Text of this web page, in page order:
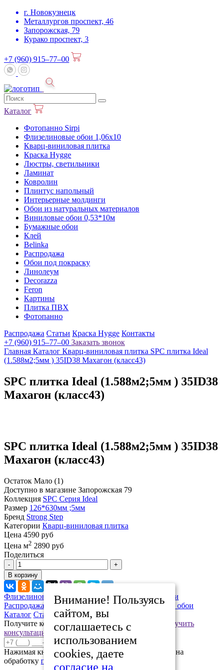
г. Новокузнецк
Металлургов проспект, 46
Запорожская, 79
Курако проспект, 3
+7 (960) 915–77–00
Каталог
Фотопанно Sirpi
Флизелиновые обои 1,06х10
Кварц-виниловая плитка
Краска Hygge
Люстры, светильники
Ламинат
Ковролин
Плинтус напольный
Интерьерные молдинги
Обои из натуральных материалов
Виниловые обои 0,53*10м
Бумажные обои
Клей
Belinka
Распродажа
Обои под покраску
Линолеум
Decorazza
Feron
Картины
Плитка ПВХ
Фотопанно
Распродажа Статьи Краска Hygge Контакты
+7 (960) 915–77–00 Заказать звонок
Главная Каталог Кварц-виниловая плитка SPC плитка Ideal
(1.588м2;5мм ) 35ID38 Махагон (класс43)
SPC плитка Ideal (1.588м2;5мм ) 35ID38
Махагон (класс43)
SPC плитка Ideal (1.588м2;5мм ) 35ID38
Махагон (класс43)
Остаток Мало (1)
Доступно в магазине Запорожская 79
Коллекция SPC Серия Ideal
Размер 126*630мм ;5мм
Бренд Strong Step
Категории Кварц-виниловая плитка
Цена 4590 руб
Цена м2 2890 руб
Поделиться
-
+
В корзину
Флизелиновые обои 1,06х10 Люстры, светильники
Распродажа
Виниловые обои 0,53*10м Бумажные обои
Каталог Статьи Распродажа Контакты
Получите консультацию нашего специалиста
Получить
консультацию
Отправить
Нажимая кнопку «Отправить», вы даете согласие на
обработку персональных данных
Внимание! Пользуясь
сайтом, вы
соглашаетесь с
использованием
cookies, даете
согласие на